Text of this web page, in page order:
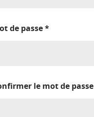
de passe*
le mot de passe